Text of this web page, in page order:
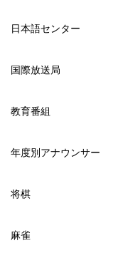
日本語センター
国際放送局
教育番組
年度別アナウンサー
将棋
麻雀